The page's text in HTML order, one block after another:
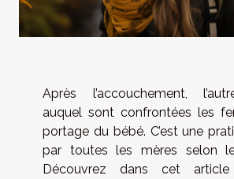
Après l’accouchement,
auquel sont confrontées les
portage du bébé. C’est une
par toutes les mères selon
Découvrez dans cet